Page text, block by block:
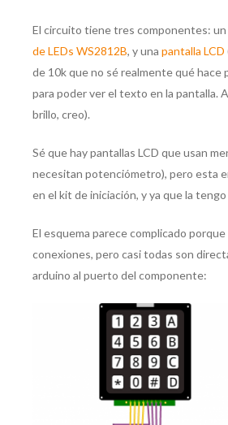
El circuito tiene tres componentes: un
de LEDs WS2812B, y una pantalla LCD
de 10k que no sé realmente qué hace
para poder ver el texto en la pantalla.
brillo, creo).
Sé que hay pantallas LCD que usan
necesitan potenciómetro), pero esta
en el kit de iniciación, y ya que la
El esquema parece complicado
conexiones, pero casi todas son
arduino al puerto del componente: